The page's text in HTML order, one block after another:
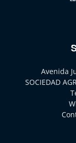
Avenida
SOCIEDAD